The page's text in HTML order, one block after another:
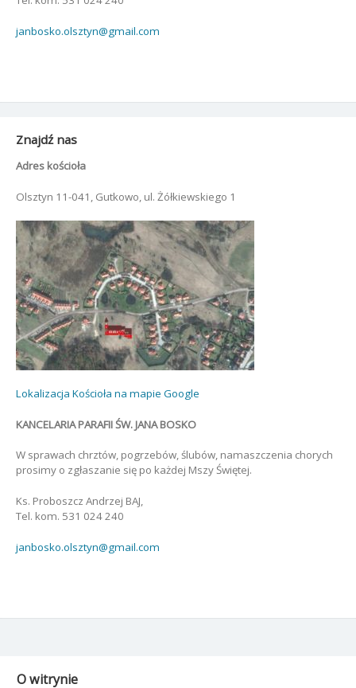
janbosko.olsztyn@gmail.com
Znajdź nas
Adres kościoła
Olsztyn 11-041, Gutkowo, ul. Żółkiewskiego 1
Lokalizacja Kościoła na mapie Google
KANCELARIA PARAFII ŚW. JANA BOSKO
W sprawach chrztów, pogrzebów, ślubów, namaszczenia chorych
prosimy o zgłaszanie się po każdej Mszy Świętej.
Ks. Proboszcz Andrzej BAJ,
Tel. kom. 531 024 240
janbosko.olsztyn@gmail.com
O witrynie